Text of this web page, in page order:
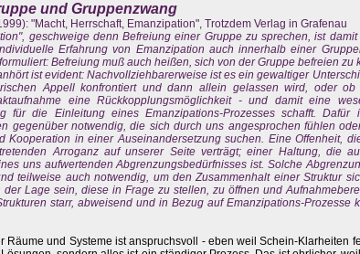
und Gruppenzwang
"Macht, Herrschaft, Emanzipation", Trotzdem Verlag in Grafenau
geschweige denn Befreiung einer Gruppe zu sprechen, ist
Erfahrung von Emanzipation auch innerhalb einer
Befreiung muß auch heißen, sich von der Gruppe befreien zu
ist evident: Nachvollziehbarerweise ist es ein gewaltiger
Appell konfrontiert und dann allein gelassen wird, oder
eine Rückkopplungsmöglichkeit - und damit eine
für die Einleitung eines Emanzipations-Prozesses schafft. Dafür
gegenüber notwendig, die sich durch uns angesprochen fühlen
Kooperation in einer Auseinandersetzung suchen. Eine Offenheit,
Arroganz auf unserer Seite verträgt; einer Haltung, die
uns aufwertenden Abgrenzungsbedürfnisses ist. Solche
teilweise auch notwendig, um den Zusammenhalt einer Struktur
Lage sein, diese in Frage zu stellen, zu öffnen und
starr, abweisend und in Bezug auf Emanzipations-Prozesse
Räume und Systeme ist anspruchsvoll - eben weil Schein-Klarheiten